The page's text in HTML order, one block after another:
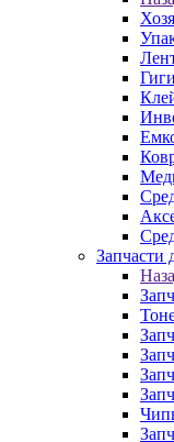
Запчасти